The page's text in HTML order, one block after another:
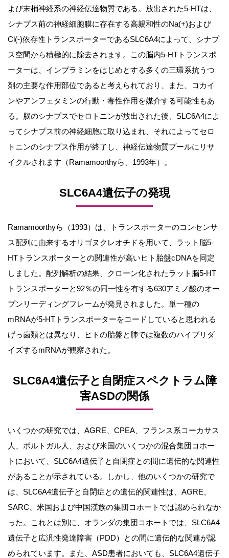
よび末梢神経系の神経伝達物質である。放出された5-HTは、
シナプス前の神経細胞膜に存在する高親和性のNa(+)および
Cl(-)依存性トランスポーターであるSLC6A4によって、シナプ
ス空間から積極的に除去されます。この脳内5-HTトランスポ
ーターは、インプラミンをはじめとする多くの三環系抗うつ
剤の主要な作用部位であると考えられており、また、コカイ
ンやアンフェタミンの行動・毒性作用を媒介する可能性もあ
る。脳のシナプスでセロトニンが放出された後、SLC6A4によ
ってシナプス前の神経細胞に取り込まれ、それによってセロ
トニンのシナプス作用が終了し、神経伝達物質プールにリサ
イクルされます（Ramamoorthyら、1993年）。
SLC6A4遺伝子の発現
Ramamoorthyら（1993）は、トランスポーターのコンセンサ
ス配列に由来するオリゴヌクレオチドを用いて、ラット脳5-
HTトランスポーターとの関連性が高いヒト胎盤cDNAを同定
しました。配列解析の結果、クローン化されたラット脳5-HT
トランスポーターと92％の同一性を有する630アミノ酸のオー
プンリーディングフレームが発見されました。単一種の
mRNAが5-HTトランスポーターをコードしていると思われる
げっ歯類とは異なり、ヒトの胎盤と肺では複数のハイブリダ
イズするmRNAが観察された。
SLC6A4遺伝子と自閉症スペクトラム障
害ASDの関係
いくつかの研究では、AGRE、CPEA、フランス系コーカサス
人、ポルトガル人、および米国のいくつかの混合集団コホー
トにおいて、SLC6A4遺伝子と自閉症との間に遺伝的な関連性
があることが示されている。しかし、他のいくつかの研究で
は、SLC6A4遺伝子と自閉症との遺伝的関連性は、AGRE、
SARC、米国および中国漢族の集団コホートでは認められなか
った。これとは別に、オランダの集団コホートでは、SLC6A4
遺伝子と広汎性発達障害（PDD）との間に遺伝的な関連が認
められています。また、ASD患者においても、SLC6A4遺伝子